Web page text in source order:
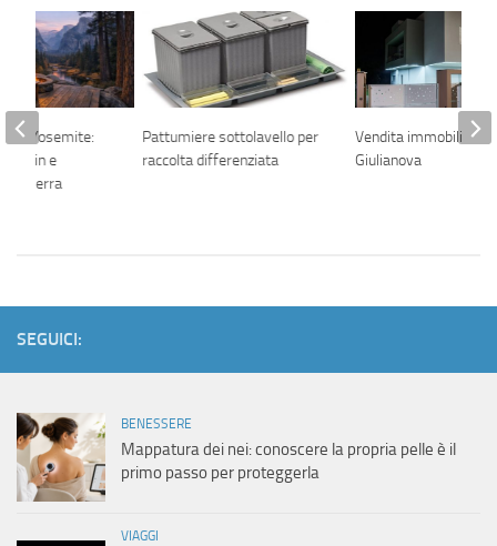
Pattumiere sottolavello per
raccolta differenziata
Vendita immobili a
Giulianova
a Yosemite:
cabin e
Sierra
SEGUICI:
BENESSERE
Mappatura dei nei: conoscere la propria pelle è il
primo passo per proteggerla
VIAGGI